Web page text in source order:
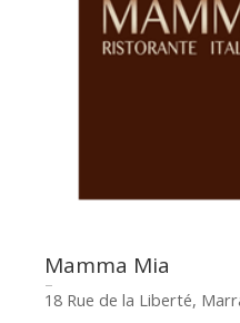
Mamma Mia
18 Rue de la Liberté,